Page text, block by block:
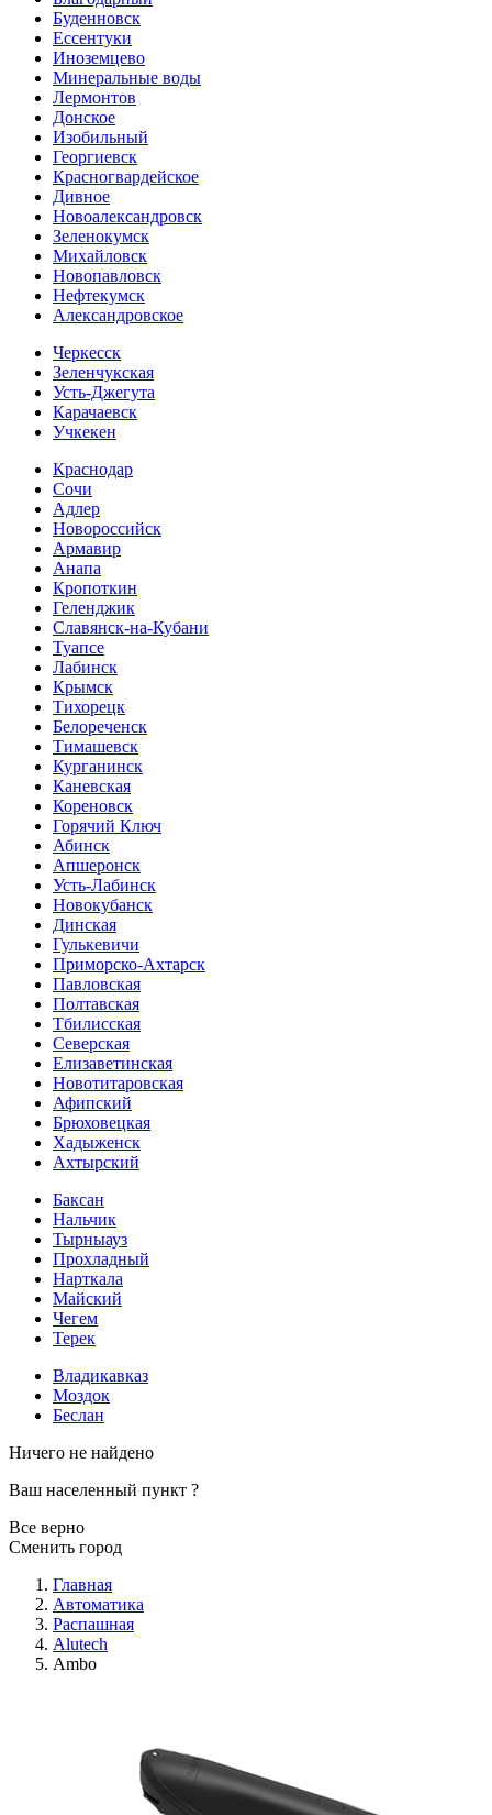
Буденновск
Ессентуки
Иноземцево
Минеральные воды
Лермонтов
Донское
Изобильный
Георгиевск
Красногвардейское
Дивное
Новоалександровск
Зеленокумск
Михайловск
Новопавловск
Нефтекумск
Александровское
Черкесск
Зеленчукская
Усть-Джегута
Карачаевск
Учкекен
Краснодар
Сочи
Адлер
Новороссийск
Армавир
Анапа
Кропоткин
Геленджик
Славянск-на-Кубани
Туапсе
Лабинск
Крымск
Тихорецк
Белореченск
Тимашевск
Курганинск
Каневская
Кореновск
Горячий Ключ
Абинск
Апшеронск
Усть-Лабинск
Новокубанск
Динская
Гулькевичи
Приморско-Ахтарск
Павловская
Полтавская
Тбилисская
Северская
Елизаветинская
Новотитаровская
Афипский
Брюховецкая
Хадыженск
Ахтырский
Баксан
Нальчик
Тырныауз
Прохладный
Нарткала
Майский
Чегем
Терек
Владикавказ
Моздок
Беслан
Ничего не найдено
Ваш населенный пункт ?
Все верно
Сменить город
Главная
Автоматика
Распашная
Alutech
Ambo